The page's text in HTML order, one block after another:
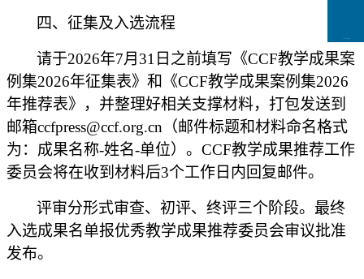
四、征集及入选流程
请于2026年7月 31 日之前填写《CCF教学成果案
例集2026年征集表》 和《CCF教学成果案例集2026
年推荐表》，并整理好相关支撑材料，打包发送到
邮箱ccfpress@ccf.org.cn （邮件标题和材料命名格式
为：成果名称-姓名-单位）。CCF教学成果推荐工作
委员会将在收到材料后3个工作日内回复邮件。
评审分形式审查、初评、终评三个阶段。最终
入选成果名单报优秀教学成果推荐委员会审议批准
发布。